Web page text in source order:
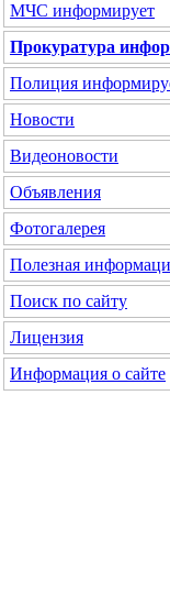
МЧС информирует
Прокуратура
Полиция
Новости
Видеоновости
Объявления
Фотогалерея
Полезная
Поиск по сайту
Лицензия
Информация о сайте